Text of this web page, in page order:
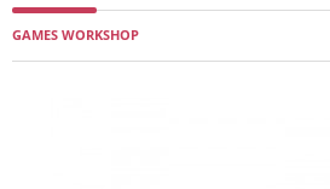
GAMES WORKSHOP